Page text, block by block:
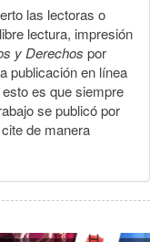
las lectoras o
lectura, impresión
y Derechos por
publicación en línea
es que siempre
se publicó por
de manera